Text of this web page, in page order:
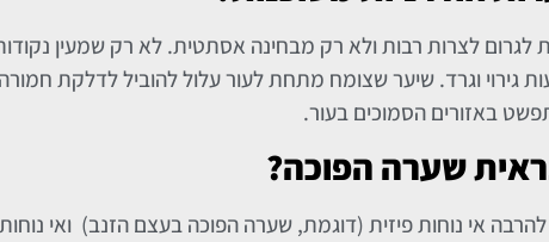
לגרום לצרות רבות ולא רק מבחינה אסתטית. לא רק שמעין
גירוי וגרד. שיער שצומח מתחת לעור עלול להוביל לדלקת
באזורים הסמוכים בעור.
שערה הפוכה?
אי נוחות פיזית (דוגמת, שערה הפוכה בעצם הזנב) ואי